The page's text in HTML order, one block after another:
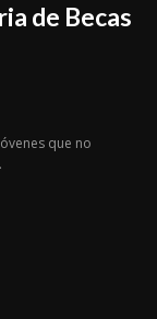
de Becas
que no